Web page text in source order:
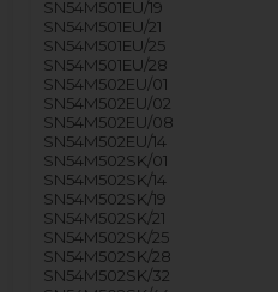
SN54M501EU/19
SN54M501EU/21
SN54M501EU/25
SN54M501EU/28
SN54M502EU/01
SN54M502EU/02
SN54M502EU/08
SN54M502EU/14
SN54M502SK/01
SN54M502SK/14
SN54M502SK/19
SN54M502SK/21
SN54M502SK/25
SN54M502SK/28
SN54M502SK/32